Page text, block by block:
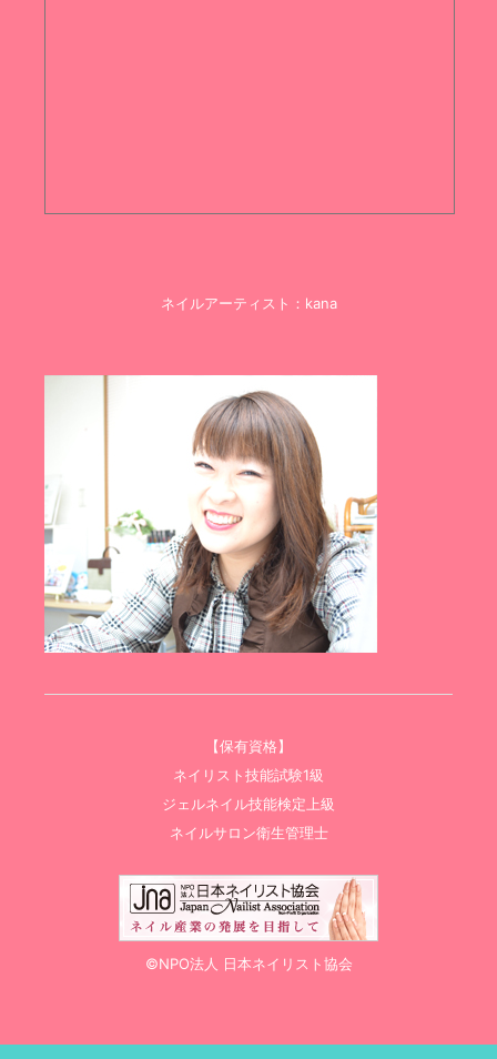
ネイルアーティスト：kana
【保有資格】
ネイリスト技能試験1級
ジェルネイル技能検定上級
ネイルサロン衛生管理士
©NPO法人 日本ネイリスト協会